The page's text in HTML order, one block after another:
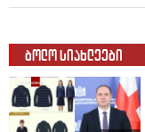
ბოლო სიახლეები